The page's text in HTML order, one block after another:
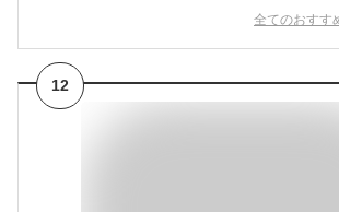
全てのおすす
12